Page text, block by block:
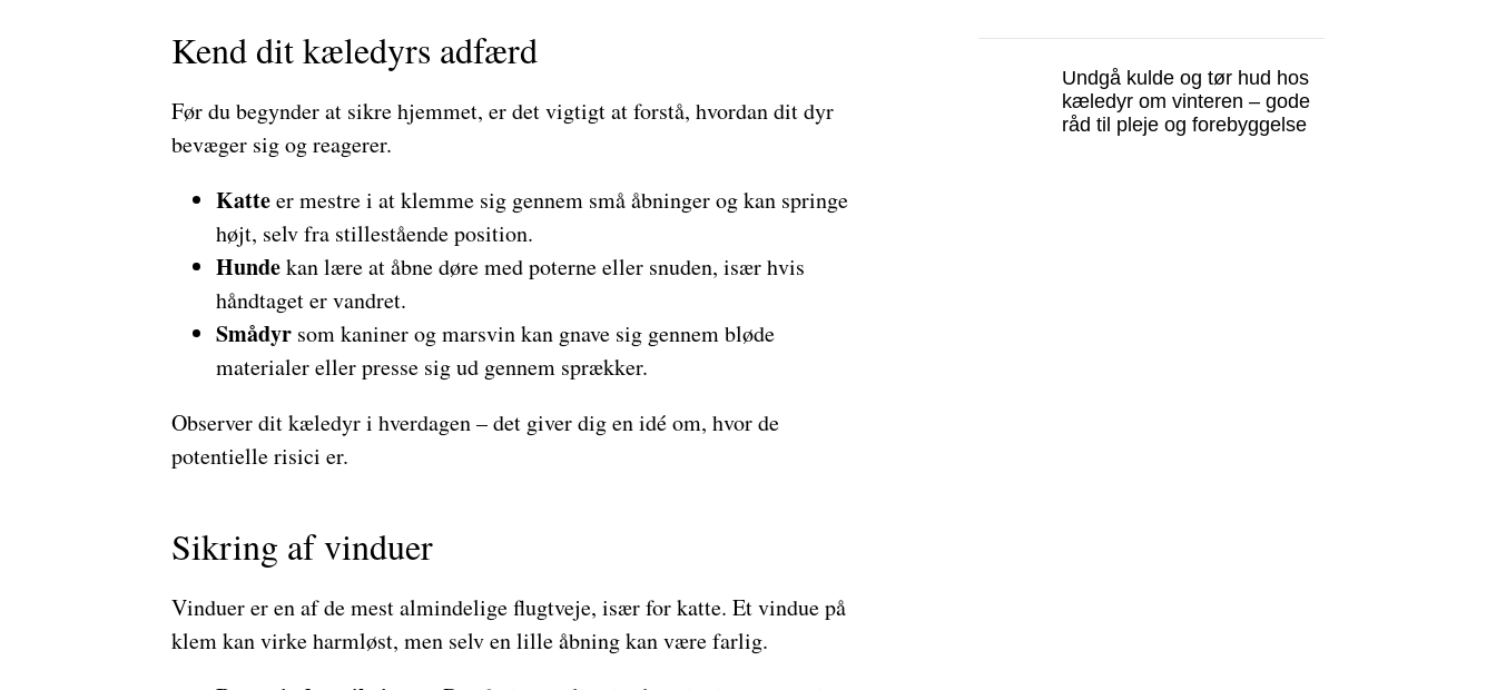
Kend dit kæledyrs adfærd
Før du begynder at sikre hjemmet, er det vigtigt at forstå, hvordan dit dyr
bevæger sig og reagerer.
Katteer mestre i at klemme sig gennem små åbninger og kan springe
højt, selv fra stillestående position.
Hundekan lære at åbne døre med poterne eller snuden, især hvis
håndtaget er vandret.
Smådyrsom kaniner og marsvin kan gnave sig gennem bløde
materialer eller presse sig ud gennem sprækker.
Observer dit kæledyr i hverdagen – det giver dig en idé om, hvor de
potentielle risici er.
Sikring af vinduer
Vinduer er en af de mest almindelige flugtveje, især for katte. Et vindue på
klem kan virke harmløst, men selv en lille åbning kan være farlig.
Undgå kulde og tør hud hos
kæledyr om vinteren – gode
råd til pleje og forebyggelse